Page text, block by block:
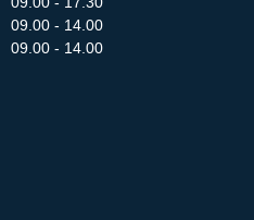
09.00 - 14.00
09.00 - 14.00